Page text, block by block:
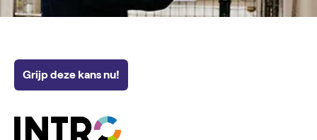
Grijp deze kans nu!